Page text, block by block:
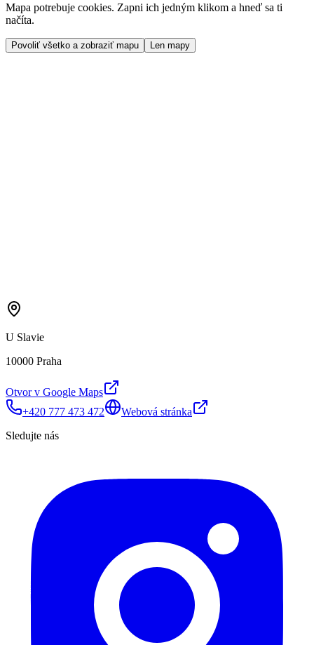
Mapa potrebuje cookies. Zapni ich jedným klikom a hneď sa ti
načíta.
Povoliť všetko a zobraziť mapu Len mapy
U Slavie
10000 Praha
Otvor v Google Maps
+420 777 473 472
Webová stránka
Sledujte nás